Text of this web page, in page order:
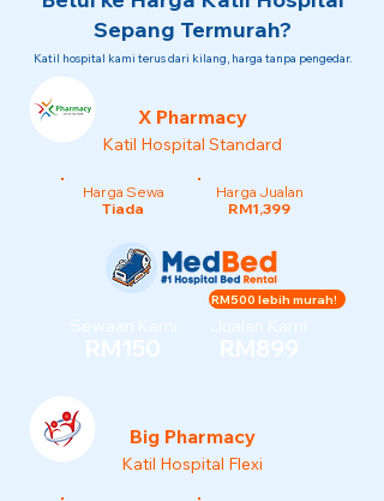
Sepang Termurah?
Katil hospital kami terus dari kilang, harga tanpa pengedar.
X Pharmacy
Katil Hospital Standard
Harga Sewa
Tiada
Harga Jualan
RM1,399
Sewaan Kami
RM150
Jualan Kami
RM899
RM500 lebih murah!
Big Pharmacy
Katil Hospital Flexi